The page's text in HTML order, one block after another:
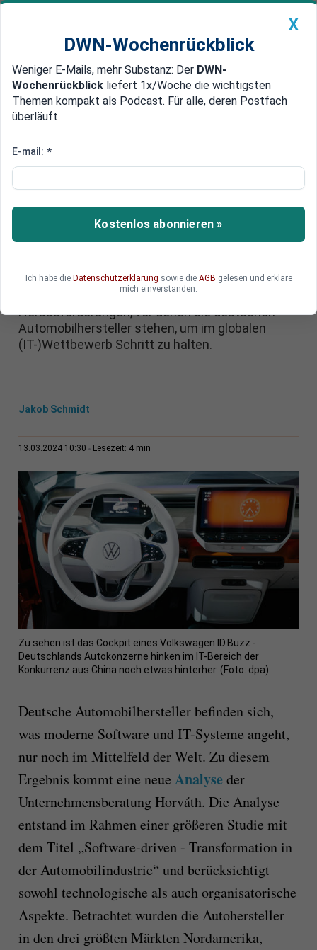
Newsticker MEIN DWN: Geldanlage Premium
Edelmetalle DWN-Magazin China
Software im Auto: Hat
Weltspitze verloren?
Moderne Software wird für Autos der Zukunft
immer wichtiger. Laut einer aktuellen Analyse
Gebiet Nachholbedarf. Während Tesla die
Rangliste anführt, verdeutlicht die Studie die
Herausforderungen, vor denen die deutschen
Automobilhersteller stehen, um im globalen
(IT-)Wettbewerb Schritt zu halten.
Jakob Schmidt
13.03.2024 10:30 Lesezeit: 4 min
Zu sehen ist das Cockpit eines Volkswagen ID.Buzz -
Deutschlands Autokonzerne hinken im IT-Bereich der
Konkurrenz aus China noch etwas hinterher. (Foto: dpa)
Deutsche Automobilhersteller befinden sich,
was moderne Software und IT-Systeme angeht,
nur noch im Mittelfeld der Welt. Zu diesem
Ergebnis kommt eine neue Analyseder
Unternehmensberatung Horváth. Die Analyse
entstand im Rahmen einer größeren Studie mit
dem Titel „Software-driven - Transformation in
der Automobilindustrie“ und berücksichtigt
sowohl technologische als auch organisatorische
Aspekte. Betrachtet wurden die Autohersteller
in den drei größten Märkten Nordamerika,
X
DWN-Wochenrückblick
Weniger E-Mails, mehr Substanz: Der DWN-
Wochenrückblick liefert 1x/Woche die wichtigsten
Themen kompakt als Podcast. Für alle, deren Postfach
überläuft.
E-mail: *
Kostenlos abonnieren »
Ich habe die Datenschutzerklärung sowie die AGB gelesen und erkläre
mich einverstanden.